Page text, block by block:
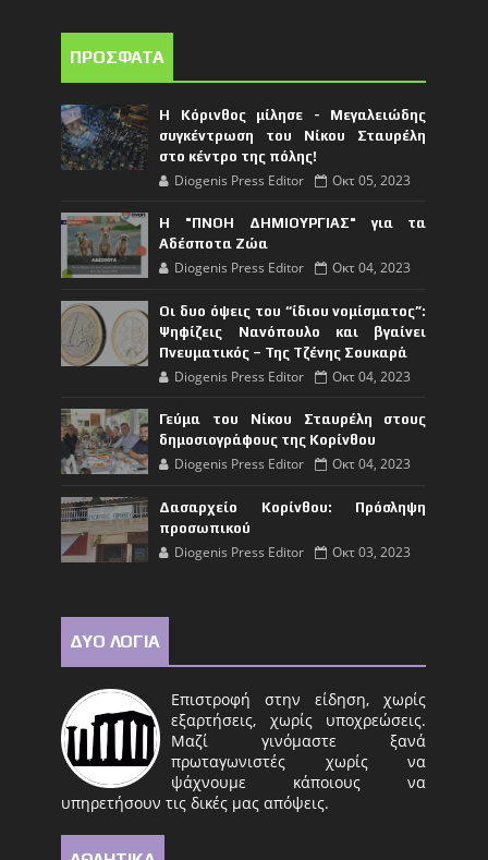
ΠΡΟΣΦΑΤΑ
Η Κόρινθος μίλησε - Μεγαλειώδης
συγκέντρωση του Νίκου Σταυρέλη
στο κέντρο της πόλης!
Diogenis Press Editor Οκτ 05, 2023
Η "ΠΝΟΗ ΔΗΜΙΟΥΡΓΙΑΣ" για τα
Αδέσποτα Ζώα
Diogenis Press Editor Οκτ 04, 2023
Οι δυο όψεις του “ίδιου νομίσματος”:
Ψηφίζεις Νανόπουλο και βγαίνει
Πνευματικός – Της Τζένης Σουκαρά
Diogenis Press Editor Οκτ 04, 2023
Γεύμα του Νίκου Σταυρέλη στους
δημοσιογράφους της Κορίνθου
Diogenis Press Editor Οκτ 04, 2023
Δασαρχείο Κορίνθου: Πρόσληψη
προσωπικού
Diogenis Press Editor Οκτ 03, 2023
ΔΥΟ ΛΟΓΙΑ
Επιστροφή στην είδηση, χωρίς
εξαρτήσεις, χωρίς υποχρεώσεις.
Μαζί γινόμαστε ξανά
πρωταγωνιστές χωρίς να
ψάχνουμε κάποιους να
υπηρετήσουν τις δικές μας απόψεις.